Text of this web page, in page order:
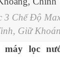
3 Chế Độ
Giữ
lọc